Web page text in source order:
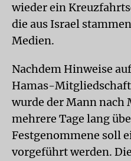
wieder ein
die aus Israel
Medien.
Nachdem Hinweise
Hamas-
wurde der Mann nach
mehrere Tage lang
Festgenommene soll
vorgeführt werden.